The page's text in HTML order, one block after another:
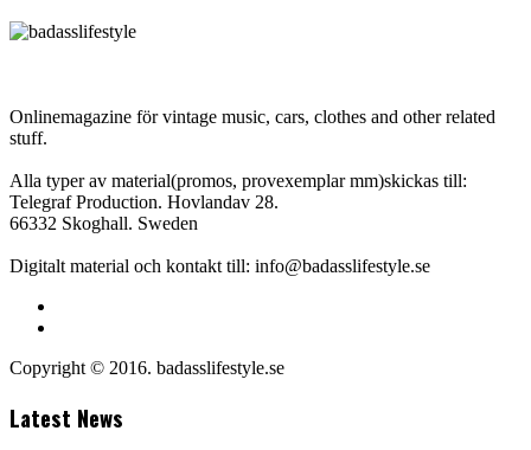
Onlinemagazine för vintage music, cars, clothes and other related
stuff.
Alla typer av material(promos, provexemplar mm)skickas till:
Telegraf Production. Hovlandav 28.
66332 Skoghall. Sweden
Digitalt material och kontakt till: info@badasslifestyle.se
Copyright © 2016. badasslifestyle.se
Latest News